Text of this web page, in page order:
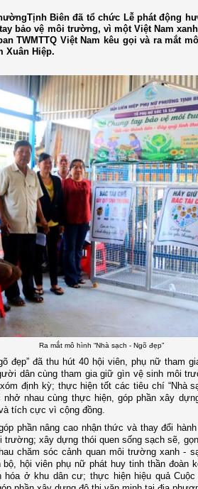
Biên đã tổ chức Lễ phát động
bảo vệ môi trường, vì một Việt Nam
TWMTTQ Việt Nam kêu gọi và ra mắt
Xuân Hiệp.
Ra mắt mô hình “Nhà sạch - Ngõ đẹp”
đẹp” đã thu hút 40 hội viên, phụ nữ tham
dân cùng tham gia giữ gìn vệ sinh môi
định kỳ; thực hiện tốt các tiêu chí “Nhà
nhở nhau cùng thực hiện, góp phần xây
tích cực vì cộng đồng.
phần nâng cao nhận thức và thay đổi
trường; xây dựng thói quen sống sạch sẽ,
chăm sóc cảnh quan môi trường xanh -
bộ, hội viên phụ nữ phát huy tinh thần đoàn
ở khu dân cư; thực hiện hiệu quả Cuộc